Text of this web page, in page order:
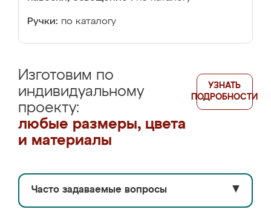
Ручки: по каталогу
Изготовим по
индивидуальному
проекту:
любые размеры, цвета
и материалы
УЗНАТЬ
ПОДРОБНОСТИ
Часто задаваемые вопросы ▼